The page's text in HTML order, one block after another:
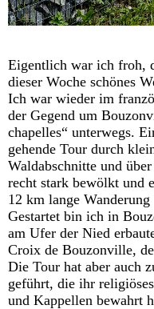
Eigentlich war ich froh,
dieser Woche schönes
Ich war wieder im
der Gegend um
chapelles“ unterwegs.
gehende Tour durch
Waldabschnitte und
recht stark bewölkt und
12 km lange
Gestartet bin ich in
am Ufer der Nied
Croix de Bouzonville,
Die Tour hat aber auch
geführt, die ihr
und Kappellen bewahrt